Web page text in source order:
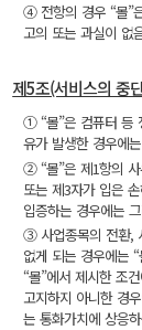
④ 전항의 경우 “몰”
고의 또는 과실이 없
제5조(서비스의 중
① “몰”은 컴퓨터 등
유가 발생한 경우에
② “몰”은 제1항의
또는 제3자가 입은
입증하는 경우에는
③ 사업종목의 전환,
없게 되는 경우에는
“몰”에서 제시한 조
고지하지 아니한 경
는 통화가치에 상응